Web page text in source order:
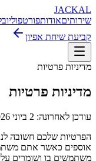
JACKAL
שירותיםאודותפורטפוליו
קביעת שיחת אפיון
מדיניות פרטיות
מדיניות פרטיות
עודכן לאחרונה: 2 ביוני 2026
הפרטיות שלכם חשובה
אוספים כאשר אתם
משתמשים בו ושומרים